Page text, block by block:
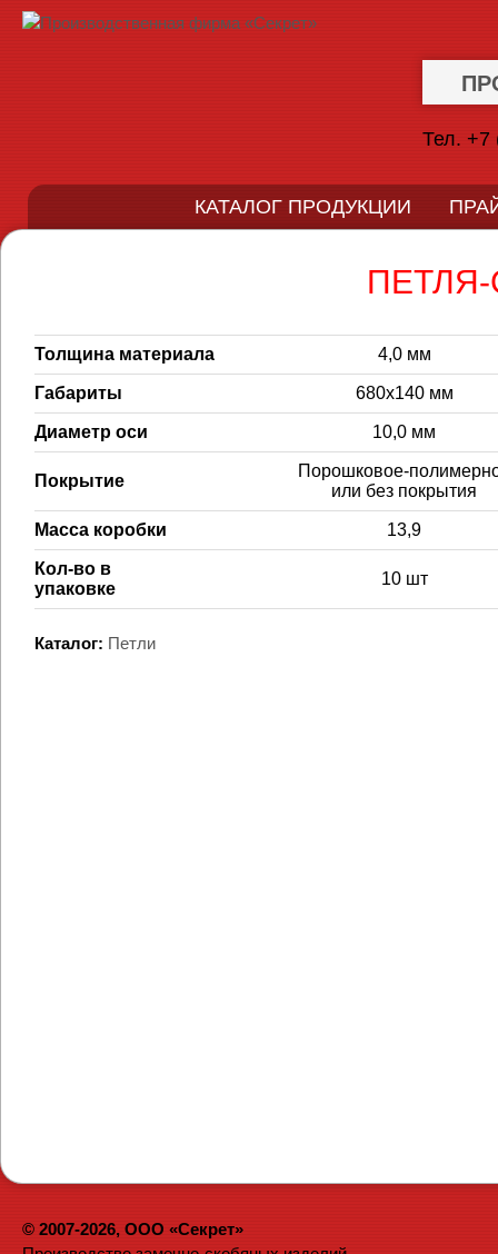
Тел. +7
КАТАЛОГ ПРОДУКЦИИ
Толщина материала 4,0 мм
Габариты 680х140 мм
Диаметр оси 10,0 мм
Покрытие
Порошковое-
или без покрытия
Масса коробки 13,9
Кол-во в
упаковке
10 шт
Каталог: Петли
© 2007-2026, ООО «Секрет»